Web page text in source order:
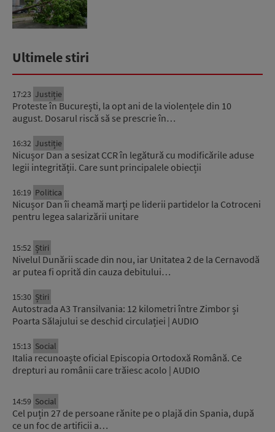
Ultimele stiri
17:23 Justiție
Proteste în București, la opt ani de la violențele din 10
august. Dosarul riscă să se prescrie în…
16:32 Justiție
Nicușor Dan a sesizat CCR în legătură cu modificările aduse
legii integrității. Care sunt principalele obiecții
16:19 Politica
Nicușor Dan îi cheamă marți pe liderii partidelor la Cotroceni
pentru legea salarizării unitare
15:52 Știri
Nivelul Dunării scade din nou, iar Unitatea 2 de la Cernavodă
ar putea fi oprită din cauza debitului…
15:30 Știri
Autostrada A3 Transilvania: 12 kilometri între Zimbor și
Poarta Sălajului se deschid circulației | AUDIO
15:13 Social
Italia recunoaște oficial Episcopia Ortodoxă Română. Ce
drepturi au românii care trăiesc acolo | AUDIO
14:59 Social
Cel puțin 27 de persoane rănite pe o plajă din Spania, după
ce un foc de artificii a…